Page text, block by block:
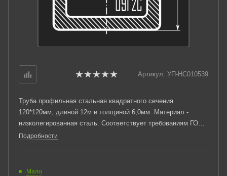
Артикул: УП-НС010539
Труба профильная стальная квадратного сечения
120*120мм, длиной 12м и толщиной 6,0мм. Материал -
низколегированная сталь. Соответствует требованиям ГОСТ
30245-2003. Стандартный пакет: вес - 6,225тн., количество -
Подробности
Мало